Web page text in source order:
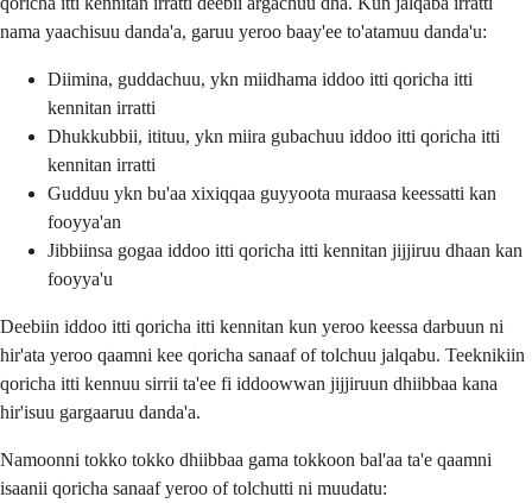
nama yaachisuu danda'a, garuu yeroo baay'ee to'atamuu danda'u:
Diimina, guddachuu, ykn miidhama iddoo itti qoricha itti
kennitan irratti
Dhukkubbii, itituu, ykn miira gubachuu iddoo itti qoricha itti
kennitan irratti
Gudduu ykn bu'aa xixiqqaa guyyoota muraasa keessatti kan
fooyya'an
Jibbiinsa gogaa iddoo itti qoricha itti kennitan jijjiruu dhaan kan
fooyya'u
Deebiin iddoo itti qoricha itti kennitan kun yeroo keessa darbuun ni
hir'ata yeroo qaamni kee qoricha sanaaf of tolchuu jalqabu. Teeknikiin
qoricha itti kennuu sirrii ta'ee fi iddoowwan jijjiruun dhiibbaa kana
hir'isuu gargaaruu danda'a.
Namoonni tokko tokko dhiibbaa gama tokkoon bal'aa ta'e qaamni
isaanii qoricha sanaaf yeroo of tolchutti ni muudatu: